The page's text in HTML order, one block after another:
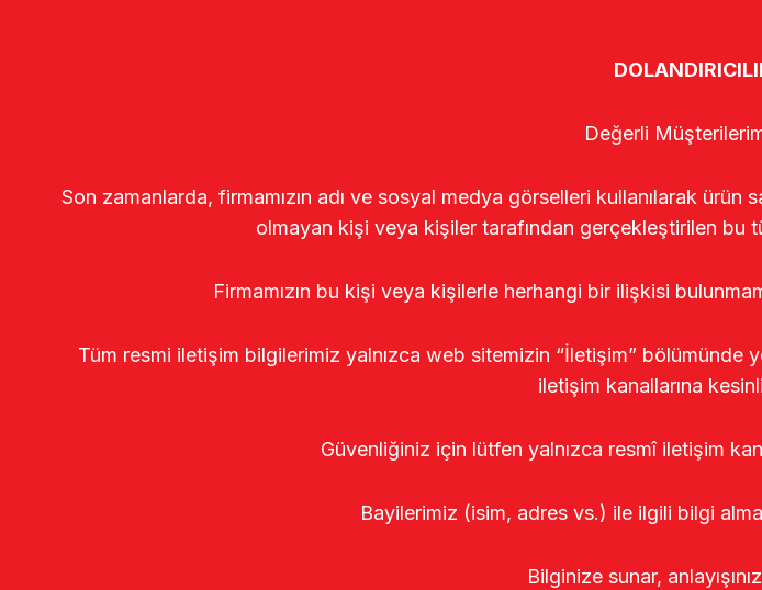
Değerli
Son zamanlarda, firmamızın adı ve sosyal medya görselleri kullanılarak ürün
olmayan kişi veya kişiler tarafından gerçekleştirilen bu
Firmamızın bu kişi veya kişilerle herhangi bir ilişkisi
Tüm resmi iletişim bilgilerimiz yalnızca web sitemizin “İletişim” bölümünde
iletişim kanallarına
Güvenliğiniz için lütfen yalnızca resmî iletişim
Bayilerimiz (isim, adres vs.) ile ilgili bilgi
Bilginize sunar,